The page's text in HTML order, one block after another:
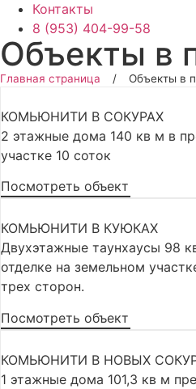
Контакты
8 (953) 404-99-58
Объекты в
Главная страница / Объекты в
КОМЬЮНИТИ В СОКУРАХ
2 этажные дома 140 кв м в
участке 10 соток
Посмотреть объект
КОМЬЮНИТИ В КУЮКАХ
Двухэтажные таунхаусы 98
отделке на земельном
трех сторон.
Посмотреть объект
КОМЬЮНИТИ В НОВЫХ
1 этажные дома 101,3 кв м